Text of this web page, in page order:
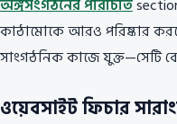
অঙ্গসংগঠনের পরিচিতি
কাঠামোকে আরও পরিষ্কার
সাংগঠনিক কাজে যুক্ত—সেটি
ওয়েবসাইট ফিচার